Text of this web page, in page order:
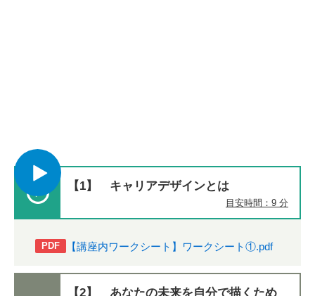
【1】 キャリアデザインとは
目安時間：9 分
PDF 【講座内ワークシート】ワークシート①.pdf
【2】 あなたの未来を自分で描くため